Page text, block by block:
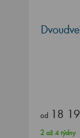
od 18
2 až 4 týdny